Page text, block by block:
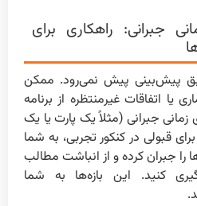
جبرانی: راهکاری برای
پیش‌بینی پیش نمی‌رود. ممکن
اتفاقات غیرمنتظره از برنامه
جبرانی (مثلاً یک پارت یا یک
قبولی در کنکور تجربی، به شما
جبران کرده و از انباشت مطالب
کنید. این بازه‌ها به شما